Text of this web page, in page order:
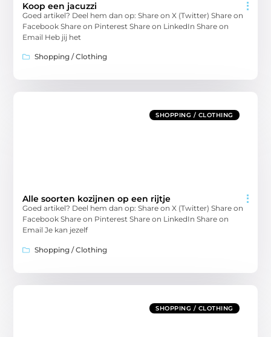
Koop een jacuzzi
Goed artikel? Deel hem dan op: Share on X (Twitter) Share on
Facebook Share on Pinterest Share on LinkedIn Share on
Email Heb jij het
Shopping / Clothing
SHOPPING / CLOTHING
Alle soorten kozijnen op een rijtje
Goed artikel? Deel hem dan op: Share on X (Twitter) Share on
Facebook Share on Pinterest Share on LinkedIn Share on
Email Je kan jezelf
Shopping / Clothing
SHOPPING / CLOTHING